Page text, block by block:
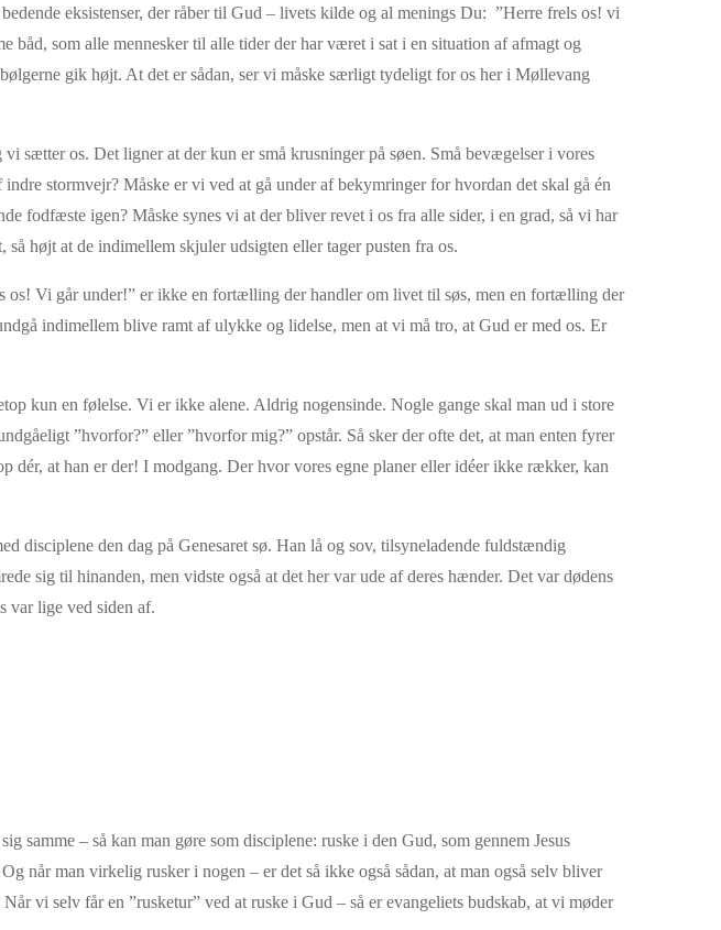
eksistenser, der råber til Gud – livets kilde og al menings Du: ”Herre frels os! vi
båd, som alle mennesker til alle tider der har været i sat i en situation af afmagt og
gik højt. At det er sådan, ser vi måske særligt tydeligt for os her i Møllevang
sætter os. Det ligner at der kun er små krusninger på søen. Små bevægelser i vores
stormvejr? Måske er vi ved at gå under af bekymringer for hvordan det skal gå én
fodfæste igen? Måske synes vi at der bliver revet i os fra alle sider, i en grad, så vi har
højt at de indimellem skjuler udsigten eller tager pusten fra os.
Vi går under!” er ikke en fortælling der handler om livet til søs, men en fortælling der
indimellem blive ramt af ulykke og lidelse, men at vi må tro, at Gud er med os. Er
kun en følelse. Vi er ikke alene. Aldrig nogensinde. Nogle gange skal man ud i store
”hvorfor?” eller ”hvorfor mig?” opstår. Så sker der ofte det, at man enten fyrer
at han er der! I modgang. Der hvor vores egne planer eller idéer ikke rækker, kan
disciplene den dag på Genesaret sø. Han lå og sov, tilsyneladende fuldstændig
sig til hinanden, men vidste også at det her var ude af deres hænder. Det var dødens
var lige ved siden af.
samme – så kan man gøre som disciplene: ruske i den Gud, som gennem Jesus
når man virkelig rusker i nogen – er det så ikke også sådan, at man også selv bliver
vi selv får en ”rusketur” ved at ruske i Gud – så er evangeliets budskab, at vi møder